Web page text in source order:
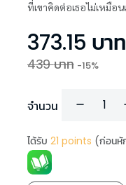
ที่เขาคิดต่อเธอไม่เหมือ
373.15 บาท
439บาท -15%
จำนวน
ได้รับ 21 points (ก่อนหั